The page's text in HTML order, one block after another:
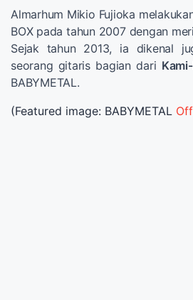
Almarhum Mikio Fujioka
BOX pada tahun 2007 dengan
Sejak tahun 2013, ia dikenal
seorang gitaris bagian dari
BABYMETAL.
(Featured image: BABYMETAL